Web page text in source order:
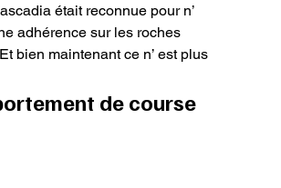
était reconnue pour n’
adhérence sur les roches
bien maintenant ce n’ est plus
de course